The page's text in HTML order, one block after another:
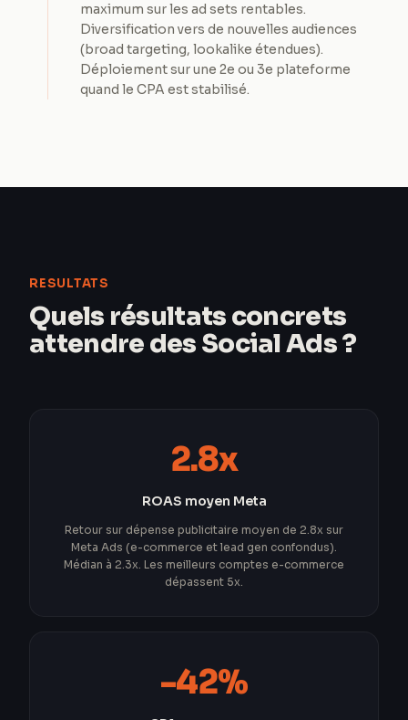
maximum sur les ad sets rentables.
Diversification vers de nouvelles audiences
(broad targeting, lookalike étendues).
Déploiement sur une 2e ou 3e plateforme
quand le CPA est stabilisé.
RESULTATS
Quels résultats concrets
attendre des Social Ads ?
2.8x
ROAS moyen Meta
Retour sur dépense publicitaire moyen de 2.8x sur
Meta Ads (e-commerce et lead gen confondus).
Médian à 2.3x. Les meilleurs comptes e-commerce
dépassent 5x.
-42%